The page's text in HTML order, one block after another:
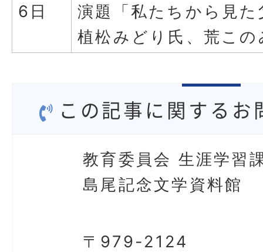
6日
演題「私たちから見
植松みどり氏、荒この
この記事に関するお
教育委員会 生涯学習
島尾記念文学資料館
〒979-2124